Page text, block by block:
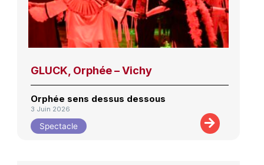
GLUCK, Orphée – Vichy
Orphée sens dessus dessous
3 Juin 2026
Spectacle